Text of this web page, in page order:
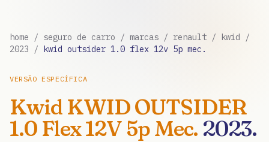
home / seguro de carro / marcas / renault / kwid /
2023 / kwid outsider 1.0 flex 12v 5p mec.
VERSÃO ESPECÍFICA
Kwid KWID OUTSIDER
1.0 Flex 12V 5p Mec. 2023.